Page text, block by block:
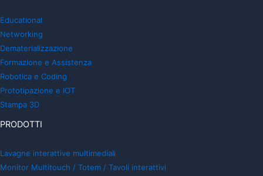
Educational
Networking
Dematerializzazione
Formazione e Assistenza
Robotica e Coding
Prototipazione e IOT
Stampa 3D
PRODOTTI
Lavagne interattive multimediali
Monitor Multitouch / Totem / Tavoli interattivi